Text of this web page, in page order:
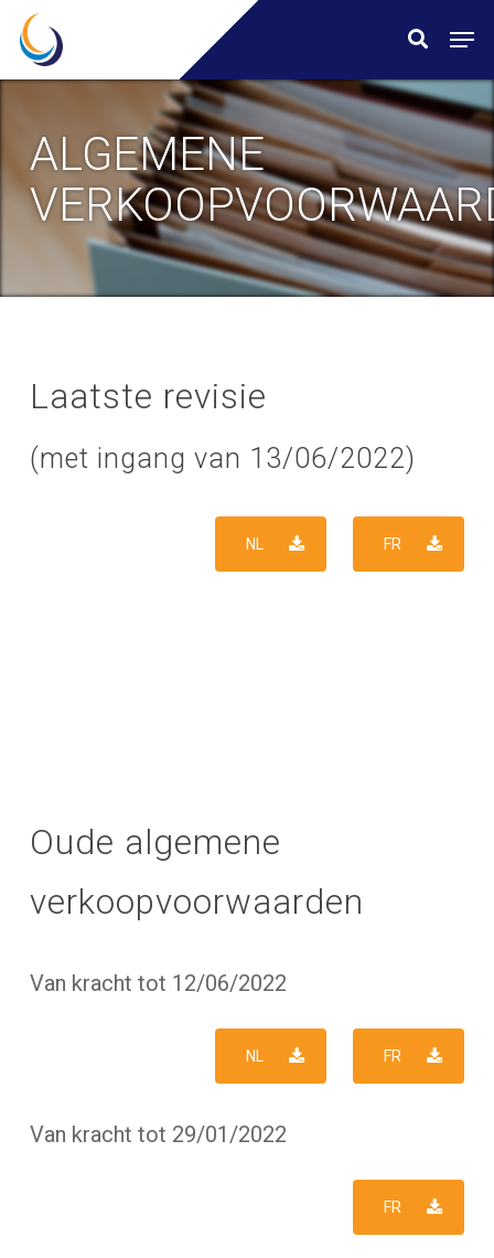
Skip
main
search
ALGEMENE
Laatste revisie
(met ingang van 13/06/2022)
NL FR
Oude algemene
verkoopvoorwaarden
Van kracht tot 12/06/2022
NL FR
Van kracht tot 29/01/2022
FR